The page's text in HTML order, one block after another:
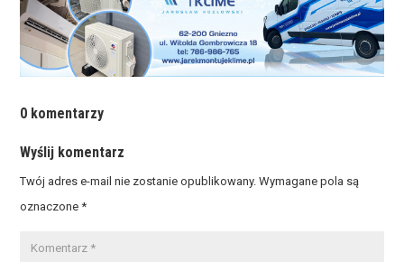
0 komentarzy
Wyślij komentarz
Twój adres e-mail nie zostanie opublikowany. Wymagane pola są
oznaczone*